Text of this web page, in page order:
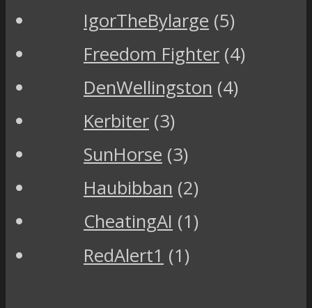
IgorTheBylarge (5)
Freedom Fighter (4)
DenWellingston (4)
Kerbiter (3)
SunHorse (3)
Haubibban (2)
CheatingAI (1)
RedAlert1 (1)